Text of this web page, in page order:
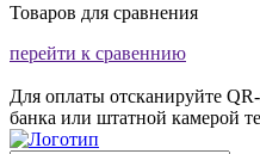
Товаров для сравнения
перейти к сравеннию
Для оплаты отсканируйте
банка или штатной камерой